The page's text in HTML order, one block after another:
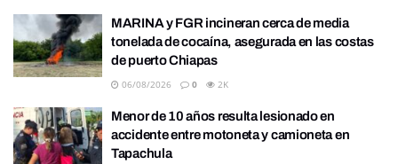
MARINA y FGR incineran cerca de media
tonelada de cocaína, asegurada en las costas
de puerto Chiapas
06/08/2026 0 2K
Menor de 10 años resulta lesionado en
accidente entre motoneta y camioneta en
Tapachula